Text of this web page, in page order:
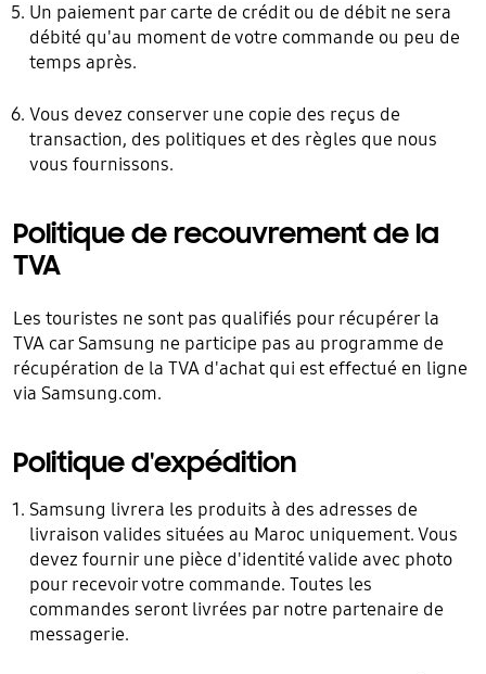
Un paiement par carte de crédit ou de débit ne sera
débité qu'au moment de votre commande ou peu de
temps après.
Vous devez conserver une copie des reçus de
transaction, des politiques et des règles que nous
vous fournissons.
Politique de recouvrement de la
TVA
Les touristes ne sont pas qualifiés pour récupérer la
TVA car Samsung ne participe pas au programme de
récupération de la TVA d'achat qui est effectué en ligne
via Samsung.com.
Politique d'expédition
Samsung livrera les produits à des adresses de
livraison valides situées au Maroc uniquement. Vous
devez fournir une pièce d'identité valide avec photo
pour recevoir votre commande. Toutes les
commandes seront livrées par notre partenaire de
messagerie.